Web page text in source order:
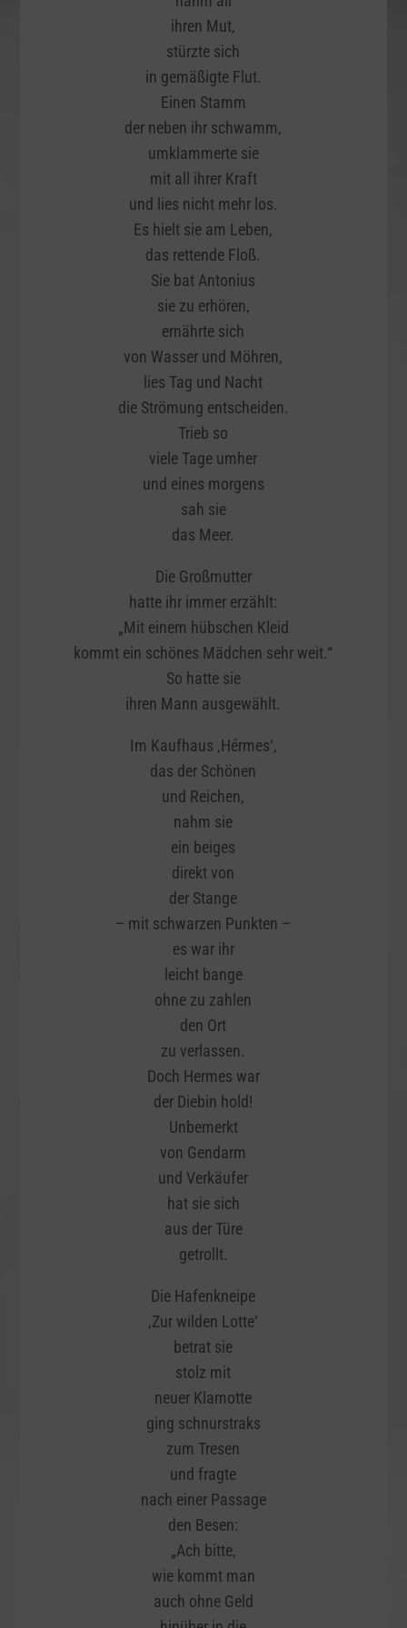
ihren Mut,
stürzte sich
in gemäßigte Flut.
Einen Stamm
der neben ihr schwamm,
umklammerte sie
mit all ihrer Kraft
und lies nicht mehr los.
Es hielt sie am Leben,
das rettende Floß.
Sie bat Antonius
sie zu erhören,
ernährte sich
von Wasser und Möhren,
lies Tag und Nacht
die Strömung entscheiden.
Trieb so
viele Tage umher
und eines morgens
sah sie
das Meer.
Die Großmutter
hatte ihr immer erzählt:
„Mit einem hübschen Kleid
kommt ein schönes Mädchen sehr weit.“
So hatte sie
ihren Mann ausgewählt.
Im Kaufhaus ‚Hérmes‘,
das der Schönen
und Reichen,
nahm sie
ein beiges
direkt von
der Stange
– mit schwarzen Punkten –
es war ihr
leicht bange
ohne zu zahlen
den Ort
zu verlassen.
Doch Hermes war
der Diebin hold!
Unbemerkt
von Gendarm
und Verkäufer
hat sie sich
aus der Türe
getrollt.
Die Hafenkneipe
‚Zur wilden Lotte‘
betrat sie
stolz mit
neuer Klamotte
ging schnurstraks
zum Tresen
und fragte
nach einer Passage
den Besen:
„Ach bitte,
wie kommt man
auch ohne Geld